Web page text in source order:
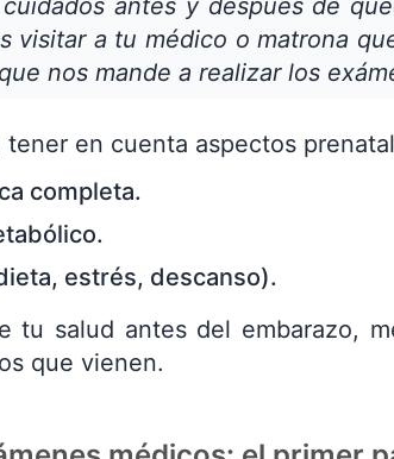
antes y después de
visitar a tu médico o matrona
nos mande a realizar los
en cuenta aspectos
completa.
estrés, descanso).
tu salud antes del embarazo,
que vienen.